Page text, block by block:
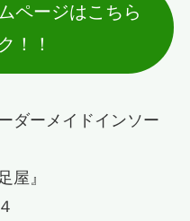
ページはこちら
！！
ダーメイドインソー
屋』